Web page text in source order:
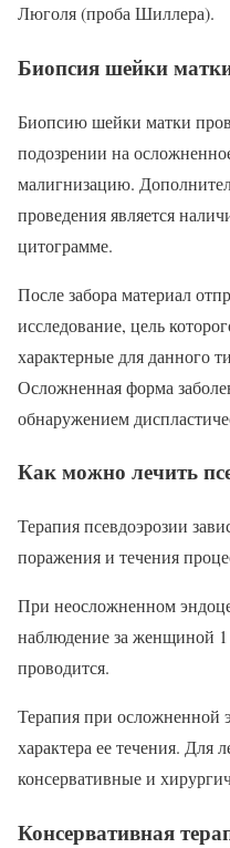
Люголя (проба Шиллера).
Биопсия шейки
Биопсию шейки матки
подозрении на
малигнизацию.
проведения является
цитограмме.
После забора материал
исследование, цель
характерные для данного
Осложненная форма
обнаружением
Как можно лечить
Терапия псевдоэрозии
поражения и течения
При неосложненном
наблюдение за женщиной 1
проводится.
Терапия при осложненной
характера ее течения. Для
консервативные и
Консервативная